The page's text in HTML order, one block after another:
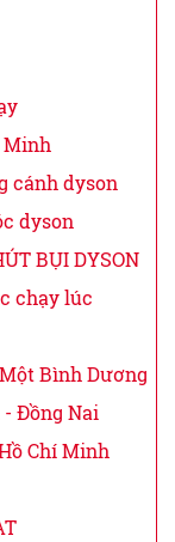
Minh
cánh dyson
dyson
BỤI DYSON
chạy lúc
Bình Dương
- Đồng Nai
Chí Minh